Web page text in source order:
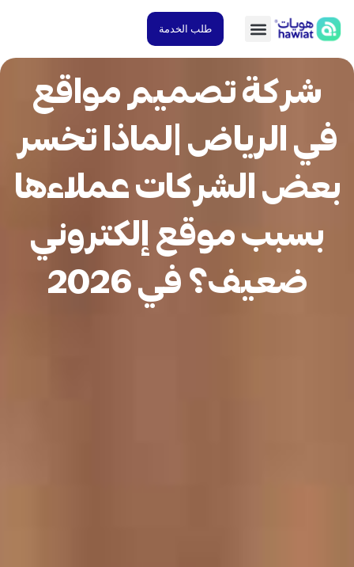
طلب الخدمة
شركة تصميم مواقع
الرياض |لماذا تخسر
الشركات عملاءها
موقع إلكتروني
ضعيف؟ في 2026